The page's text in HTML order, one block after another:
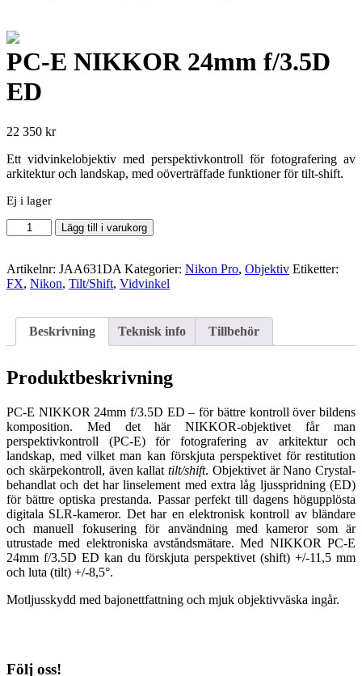
PC-E NIKKOR 24mm f/3.5D
ED
22 350 kr
Ett vidvinkelobjektiv med perspektivkontroll för fotografering av
arkitektur och landskap, med oöverträffade funktioner för tilt-shift.
Ej i lager
E
24mm
f/3.5D
Lägg till i varukorg
Artikelnr: JAA631DA Kategorier: Nikon Pro, Objektiv Etiketter:
FX, Nikon, Tilt/Shift, Vidvinkel
Beskrivning Teknisk info Tillbehör
Produktbeskrivning
PC-E NIKKOR 24mm f/3.5D ED – för bättre kontroll över bildens
komposition. Med det här NIKKOR-objektivet får man
perspektivkontroll (PC-E) för fotografering av arkitektur och
landskap, med vilket man kan förskjuta perspektivet för restitution
och skärpekontroll, även kallat tilt/shift. Objektivet är Nano Crystal-
behandlat och det har linselement med extra låg ljusspridning (ED)
för bättre optiska prestanda. Passar perfekt till dagens högupplösta
digitala SLR-kameror. Det har en elektronisk kontroll av bländare
och manuell fokusering för användning med kameror som är
utrustade med elektroniska avståndsmätare. Med NIKKOR PC-E
24mm f/3.5D ED kan du förskjuta perspektivet (shift) +/-11,5 mm
och luta (tilt) +/-8,5°.
Motljusskydd med bajonettfattning och mjuk objektivväska ingår.
Följ oss!